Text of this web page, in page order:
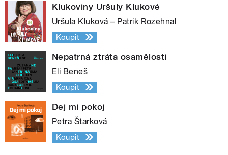
Klukoviny Uršuly Klukové
Uršula Kluková – Patrik Rozehnal
Koupit
Nepatrná ztráta osamělosti
Eli Beneš
Koupit
Dej mi pokoj
Petra Štarková
Koupit